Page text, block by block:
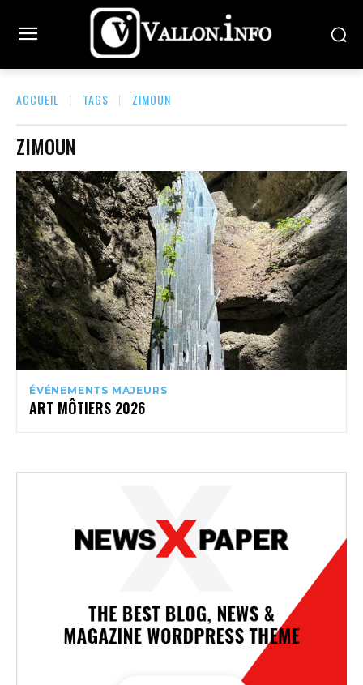
ACCUEIL TAGS ZIMOUN
ZIMOUN
ÉVÉNEMENTS MAJEURS
ART MÔTIERS 2026